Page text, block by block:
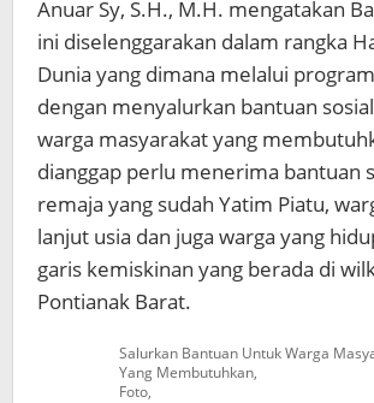
Anuar Sy, S.H., M.H. mengatakan
ini diselenggarakan dalam rangka
Dunia yang dimana melalui
dengan menyalurkan bantuan
warga masyarakat yang
dianggap perlu menerima bantuan
remaja yang sudah Yatim Piatu,
lanjut usia dan juga warga yang
garis kemiskinan yang berada di
Pontianak Barat.
Salurkan Bantuan Untuk Warga
Yang Membutuhkan,
Foto,